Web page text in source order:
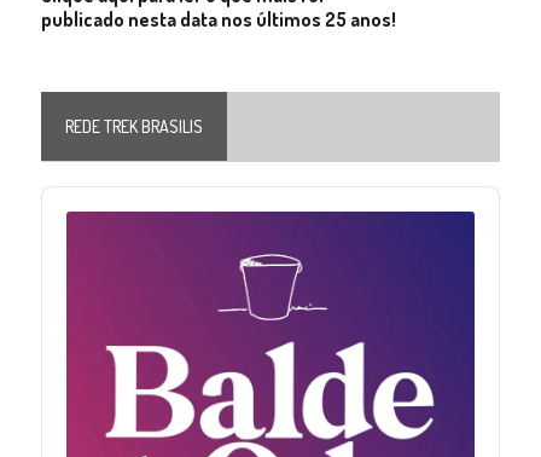
publicado nesta data nos últimos 25 anos!
REDE TREK BRASILIS
Audio
Player